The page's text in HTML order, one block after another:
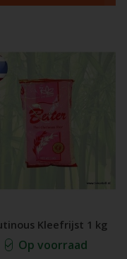
Kleefrijst 1 kg
Op voorraad